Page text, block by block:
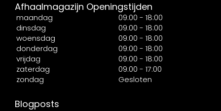
Afhaalmagazijn Openingstijden
maandag
09:00 - 18:00
dinsdag
09:00 - 18:00
woensdag
09:00 - 18:00
donderdag
09:00 - 18:00
vrijdag
09:00 - 18:00
zaterdag
09:00 - 17:00
zondag
Gesloten
Blogposts